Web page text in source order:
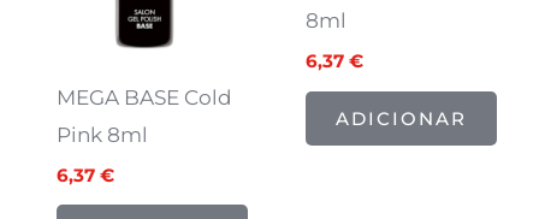
MEGA BASE Cold
Pink 8ml
6,37 €
8ml
6,37€
ADICIONAR